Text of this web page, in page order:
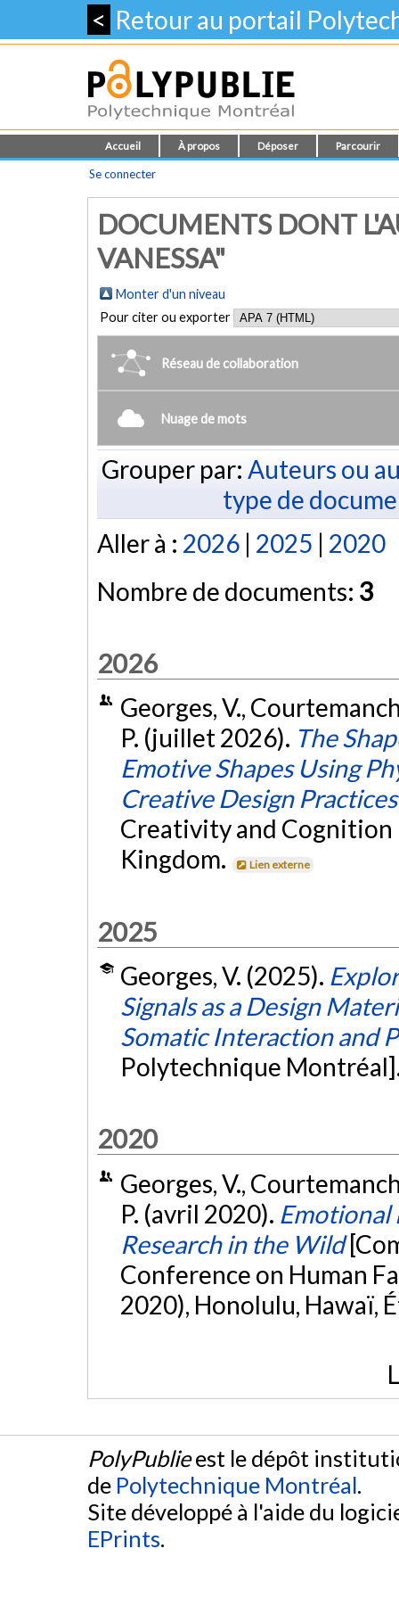
< Retour au portail
Accueil À propos Déposer Parcourir
Se connecter
DOCUMENTS DONT
VANESSA"
Monter d'un niveau
Pour citer ou exporter
Réseau de collaboration
Nuage de mots
Grouper par: Auteurs ou
type de
Aller à : 2026 | 2025 | 2020
Nombre de documents: 3
2026
Georges, V.,
P. (juillet 2026). The
Emotive Shapes Using
Creative Design Practices
Creativity and Cognition
Kingdom.
Lien externe
2025
Georges, V. (2025).
Signals as a Design
Somatic Interaction and
Polytechnique
2020
Georges, V.,
P. (avril 2020). Emotional
Research in the Wild
Conference on Human
2020), Honolulu, Hawaï,
PolyPublieest le dépôt
de Polytechnique Montréal.
Site développé à l'aide du
EPrints.